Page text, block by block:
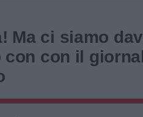
Ma ci siamo
con il